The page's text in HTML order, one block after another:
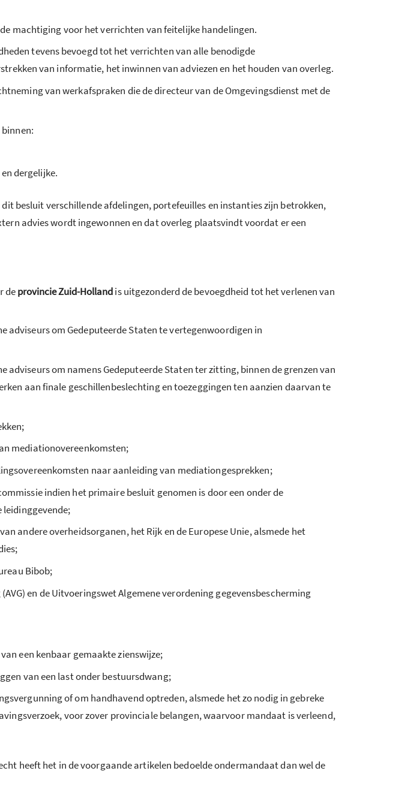
machtiging voor het verrichten van feitelijke handelingen.
tevens bevoegd tot het verrichten van alle benodigde
van informatie, het inwinnen van adviezen en het houden van overleg.
van werkafspraken die de directeur van de Omgevingsdienst met de
dergelijke.
besluit verschillende afdelingen, portefeuilles en instanties zijn betrokken,
advies wordt ingewonnen en dat overleg plaatsvindt voordat er een
deprovincieZuid-Hollandis uitgezonderd de bevoegdheid tot het verlenen van
om Gedeputeerde Staten te vertegenwoordigen in
om namens Gedeputeerde Staten ter zitting, binnen de grenzen van
aan finale geschillenbeslechting en toezeggingen ten aanzien daarvan te
mediationovereenkomsten;
naar aanleiding van mediationgesprekken;
indien het primaire besluit genomen is door een onder de
andere overheidsorganen, het Rijk en de Europese Unie, alsmede het
Bibob;
en de Uitvoeringswet Algemene verordening gegevensbescherming
een kenbaar gemaakte zienswijze;
van een last onder bestuursdwang;
of om handhavend optreden, alsmede het zo nodig in gebreke
voor zover provinciale belangen, waarvoor mandaat is verleend,
heeft het in de voorgaande artikelen bedoelde ondermandaat dan wel de